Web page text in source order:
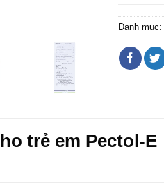
Danh mục:
trẻ em Pectol-E